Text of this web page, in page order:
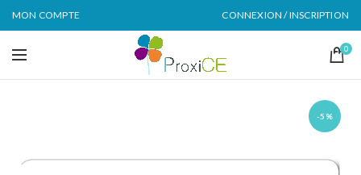
MON COMPTE CONNEXION / INSCRIPTION
0
-5%